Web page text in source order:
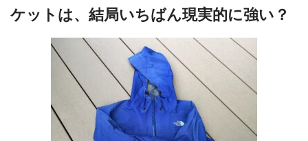
ケットは、結局いちばん現実的に強い？